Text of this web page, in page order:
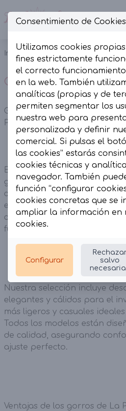
Inicio Complementos
Gorros
Gorros de mujer – Moda y
Presumida
En La Presumida
gorros de mujer pensados
calidez y personalidad a tus
el accesorio perfecto para
cualquier estación,
funcionalidad.
Nuestra selección incluye
elegantes y cálidos para el
más ligeros y casuales
Todos los modelos están
de calidad, asegurando
ajuste perfecto.
Ventajas de los gorros de La
Consentimiento de Cookies
Utilizamos cookies
fines estrictamente
el correcto
en la web. También
analíticas (propias y de
permiten segmentar los
nuestra web para
personalizada y definir
comercial. Si pulsas el
las cookies” estarás
cookies técnicas y
navegador. También
función “configurar
cookies concretas que se
ampliar la información en
cookies.
Configurar
salvo